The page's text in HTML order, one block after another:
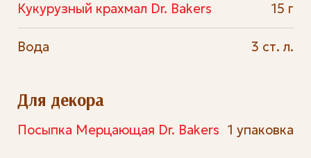
Кукурузный крахмал Dr. Bakers 15 г
Вода 3 ст. л.
Для декора
Посыпка Мерцающая Dr. Bakers 1 упаковка